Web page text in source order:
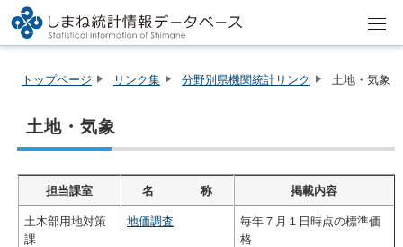
トップページ リンク集 分野別県機関統計リンク 土地・気象
土地・気象
担当課室 名 称 掲載内容
土木部用地対策
課
地価調査
毎年７月１日時点の標準価
格